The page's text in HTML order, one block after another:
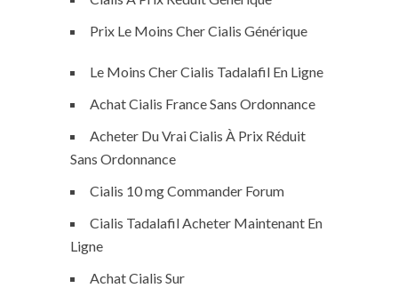
Prix Le Moins Cher Cialis Générique
Le Moins Cher Cialis Tadalafil En Ligne
Achat Cialis France Sans Ordonnance
Acheter Du Vrai Cialis À Prix Réduit
Sans Ordonnance
Cialis 10 mg Commander Forum
Cialis Tadalafil Acheter Maintenant En
Ligne
Achat Cialis Sur